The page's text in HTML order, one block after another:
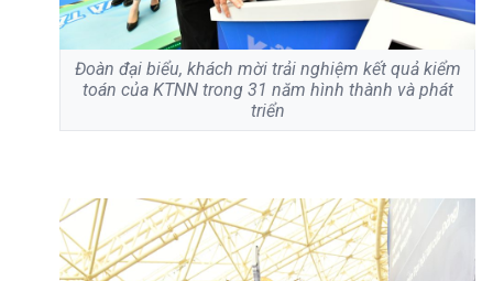
Đoàn đại biểu, khách mời trải nghiệm kết quả kiểm
toán của KTNN trong 31 năm hình thành và phát
triển